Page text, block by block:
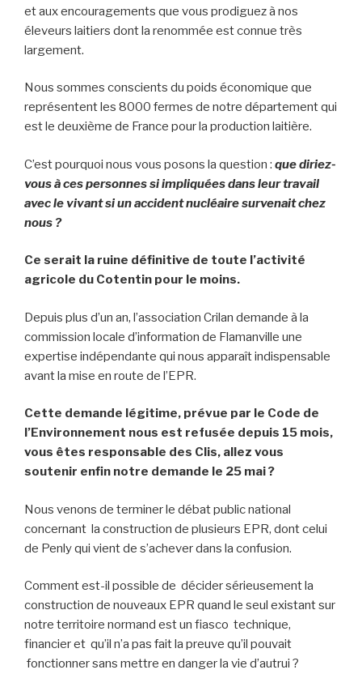
et aux encouragements que vous prodiguez à nos
éleveurs laitiers dont la renommée est connue très
largement.
Nous sommes conscients du poids économique que
représentent les 8000 fermes de notre département qui
est le deuxième de France pour la production laitière.
C’est pourquoi nous vous posons la question : que diriez-
vous à ces personnes si impliquées dans leur travail
avec le vivant si un accident nucléaire survenait chez
nous ?
Ce serait la ruine définitive de toute l’activité
agricole du Cotentin pour le moins.
Depuis plus d’un an, l’association Crilan demande à la
commission locale d’information de Flamanville une
expertise indépendante qui nous apparaît indispensable
avant la mise en route de l’EPR.
Cette demande légitime, prévue par le Code de
l’Environnement nous est refusée depuis 15 mois,
vous êtes responsable des Clis, allez vous
soutenir enfin notre demande le 25 mai ?
Nous venons de terminer le débat public national
concernant la construction de plusieurs EPR, dont celui
de Penly qui vient de s’achever dans la confusion.
Comment est-il possible de décider sérieusement la
construction de nouveaux EPR quand le seul existant sur
notre territoire normand est un fiasco technique,
financier et qu’il n’a pas fait la preuve qu’il pouvait
fonctionner sans mettre en danger la vie d’autrui ?